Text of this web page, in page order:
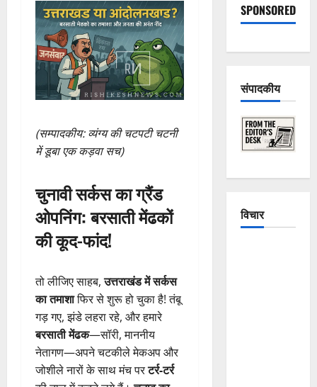
(सम्पादकीय: व्यंग्य की चटपटी चटनी
में डूबा एक कड़वा सच)
चुनावी सर्कस का ग्रैंड
ओपनिंग: बरसाती मेंढकों
की कूद-फांद!
तो लीजिए साहब,उत्तराखंड में सर्कस
का तमाशाफिर से शुरू हो चुका है! तंबू
गड़ गए, झंडे लहरा रहे, और हमारे
बरसाती मेंढक—सॉरी, माननीय
नेतागण—अपने चटकीले मेकअप और
जोशीले नारों के साथ मंच परटर्र-टर्र
SPONSORED
संपादकीय
विचार